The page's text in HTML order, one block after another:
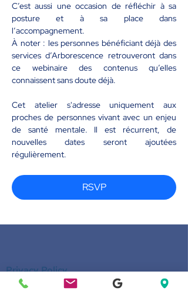
C’est aussi une occasion de réfléchir à sa
posture et à sa place dans
l’accompagnement.
À noter : les personnes bénéficiant déjà des
services d’Arborescence retrouveront dans
ce webinaire des contenus qu’elles
connaissent sans doute déjà.
Cet atelier s'adresse uniquement aux
proches de personnes vivant avec un enjeu
de santé mentale. Il est récurrent, de
nouvelles dates seront ajoutées
régulièrement.
RSVP
Privacy Policy